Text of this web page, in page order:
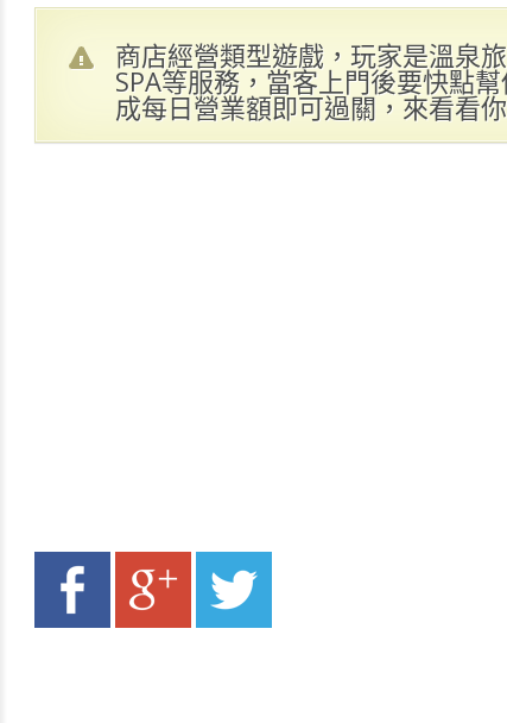
商店經營類型遊戲，玩家是溫泉
SPA等服務，當客上門後要快點
成每日營業額即可過關，來看看